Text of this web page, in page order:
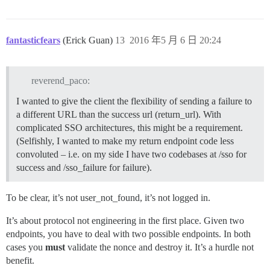
fantasticfears (Erick Guan) 2016 年5 月 6 日 20:24
13
reverend_paco:
I wanted to give the client the flexibility of sending a failure to
a different URL than the success url (return_url). With
complicated SSO architectures, this might be a requirement.
(Selfishly, I wanted to make my return endpoint code less
convoluted – i.e. on my side I have two codebases at /sso for
success and /sso_failure for failure).
To be clear, it’s not user_not_found, it’s not logged in.
It’s about protocol not engineering in the first place. Given two
endpoints, you have to deal with two possible endpoints. In both
cases you must validate the nonce and destroy it. It’s a hurdle not
benefit.